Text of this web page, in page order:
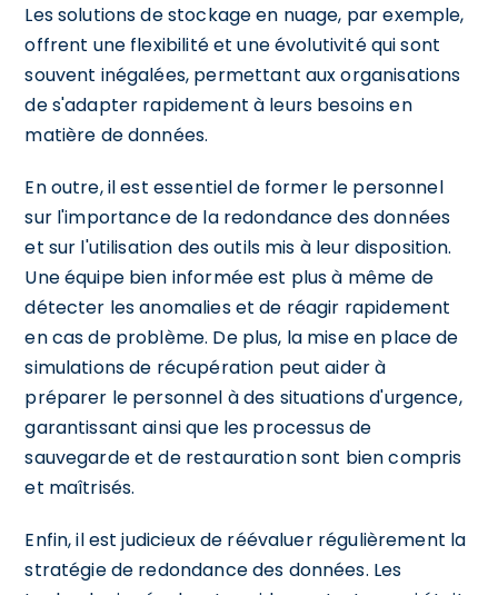
Les solutions de stockage en nuage, par exemple,
offrent une flexibilité et une évolutivité qui sont
souvent inégalées, permettant aux organisations
de s'adapter rapidement à leurs besoins en
matière de données.
En outre, il est essentiel de former le personnel
sur l'importance de la redondance des données
et sur l'utilisation des outils mis à leur disposition.
Une équipe bien informée est plus à même de
détecter les anomalies et de réagir rapidement
en cas de problème. De plus, la mise en place de
simulations de récupération peut aider à
préparer le personnel à des situations d'urgence,
garantissant ainsi que les processus de
sauvegarde et de restauration sont bien compris
et maîtrisés.
Enfin, il est judicieux de réévaluer régulièrement la
stratégie de redondance des données. Les